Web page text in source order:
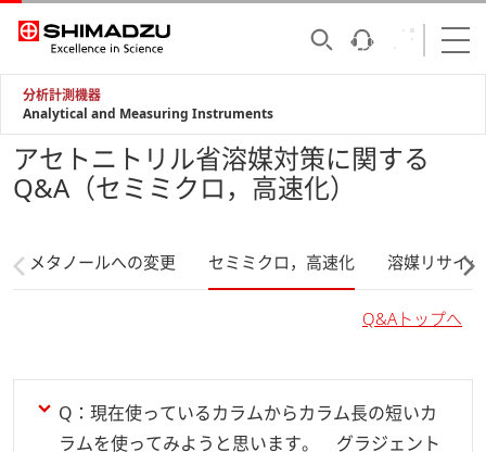
分析計測機器
Analytical and Measuring Instruments
アセトニトリル省溶媒対策に関する
Q&A（セミミクロ，高速化）
メタノールへの変更 セミミクロ，高速化 溶媒リサイ
Q&Aトップへ
Q：現在使っているカラムからカラム長の短いカ
ラムを使ってみようと思います。 グラジェント